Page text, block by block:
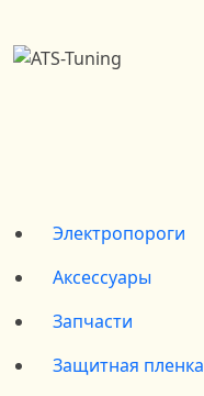
Электропороги
Аксессуары
Запчасти
Защитная пленка